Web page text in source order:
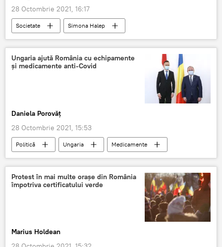
28 Octombrie 2021, 16:17
Societate Simona Halep
Ungaria ajută România cu echipamente
și medicamente anti-Covid
Daniela Porovăț
28 Octombrie 2021, 15:53
Politică Ungaria
Medicamente
COVID-19
România
Protest în mai multe orașe din România
împotriva certificatului verde
Marius Holdean